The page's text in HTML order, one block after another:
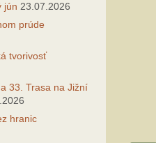
jún 23.07.2026
prúde
tvorivosť
33. Trasa na Jižní
hranic